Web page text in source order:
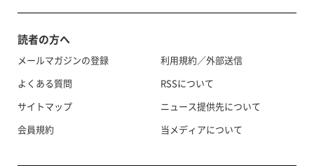
読者の方へ
メールマガジンの登録
よくある質問
サイトマップ
会員規約
利用規約／外部送信
RSSについて
ニュース提供先について
当メディアについて